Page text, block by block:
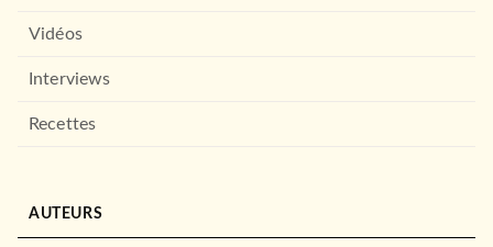
Vidéos
Interviews
Recettes
AUTEURS